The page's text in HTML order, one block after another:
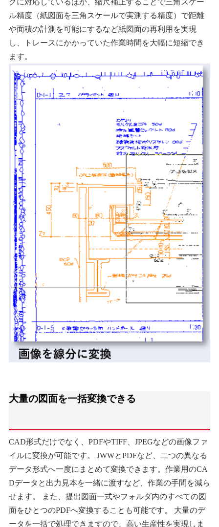
グに対応しているほか、縮尺補正することで三角スケー
ル精度（紙図面を三角スケールで実測する精度）で距離
や面積の計測を可能にするなど紙図面の再利用を実現
し、トレースにかかっていた作業時間を大幅に短縮でき
ます。
大量の図面を一括変換できる
CAD形式だけでなく、PDFやTIFF、JPEGなどの画像ファ
イルに変換が可能です。 JWWとPDFなど、二つの異なる
データ形式へ一度にまとめて変換できます。作業用のCA
Dデータと出力見本を一緒に渡すなど、作業の手間を減ら
せます。 また、提出図面一式やフォルダ内のすべての図
面をひとつのPDFへ変換することも可能です。 大量のデ
ータを一括で処理できますので、高い生産性を実現しま